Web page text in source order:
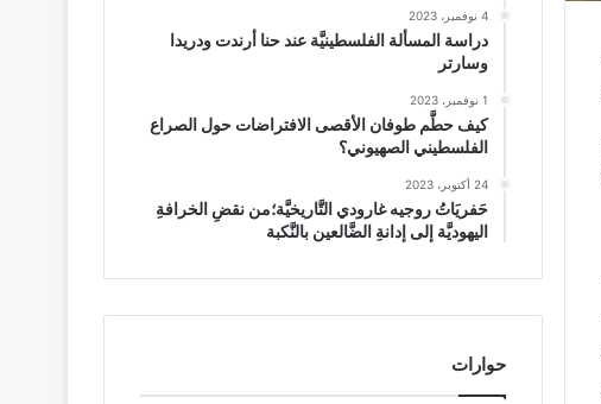
4 نوفمبر، 2023
دراسة المسألة الفلسطينيَّة عند حنا أرندت ودريدا
وسارتر
1 نوفمبر، 2023
كيف حطَّم طوفان الأقصى الافتراضات حول الصراع
الفلسطيني الصهيوني؟
24 أكتوبر، 2023
حَفريَاتُ روجيه غارودي التَّاريخيَّة؛من نقضِ الخرافةِ
اليهوديَّة إلى إدانةِ الضَّالعين بالنَّكبة
حوارات